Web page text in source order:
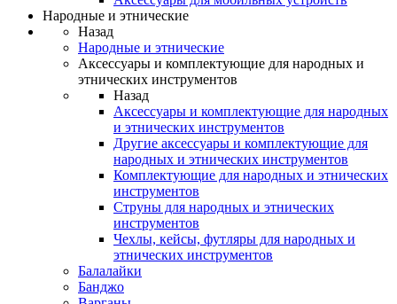
Народные и этнические
Назад
Народные и этнические
Аксессуары и комплектующие для народных и
этнических инструментов
Назад
Аксессуары и комплектующие для народных
и этнических инструментов
Другие аксессуары и комплектующие для
народных и этнических инструментов
Комплектующие для народных и этнических
инструментов
Струны для народных и этнических
инструментов
Чехлы, кейсы, футляры для народных и
этнических инструментов
Балалайки
Банджо